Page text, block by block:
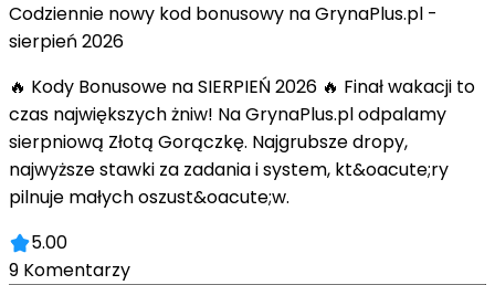
Codziennie nowy kod bonusowy na GrynaPlus.pl -
sierpień 2026
🔥 Kody Bonusowe na SIERPIEŃ 2026 🔥 Finał wakacji to
czas największych żniw! Na GrynaPlus.pl odpalamy
sierpniową Złotą Gorączkę. Najgrubsze dropy,
najwyższe stawki za zadania i system, kt&oacute;ry
pilnuje małych oszust&oacute;w.
5.00
9 Komentarzy